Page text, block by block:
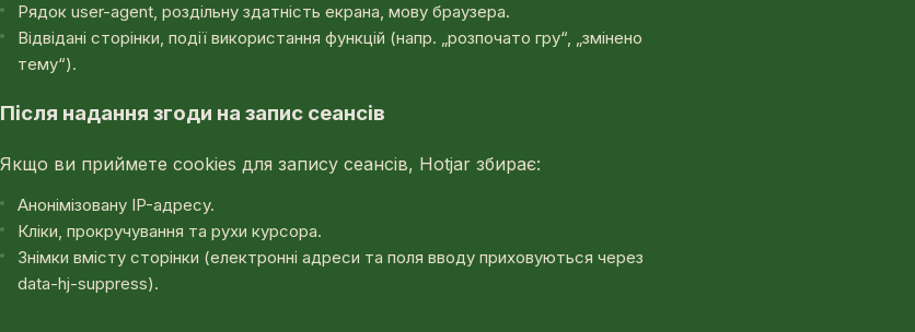
Рядок user-agent, роздільну здатність екрана, мову браузера.
Відвідані сторінки, події використання функцій (напр. „розпочато гру“, „змінено
тему“).
Після надання згоди на запис сеансів
Якщо ви приймете cookies для запису сеансів, Hotjar збирає:
Анонімізовану IP-адресу.
Кліки, прокручування та рухи курсора.
Знімки вмісту сторінки (електронні адреси та поля вводу приховуються через
data-hj-suppress).